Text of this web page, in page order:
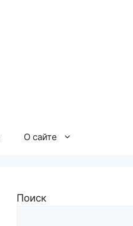
О сайте
Поиск